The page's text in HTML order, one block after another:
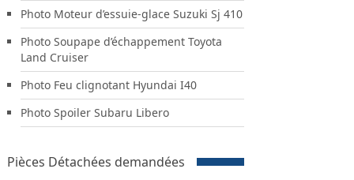
Photo Moteur d’essuie-glace Suzuki Sj 410
Photo Soupape d’échappement Toyota
Land Cruiser
Photo Feu clignotant Hyundai I40
Photo Spoiler Subaru Libero
Pièces Détachées demandées